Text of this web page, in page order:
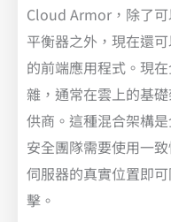
Cloud Armor，除了
平衡器之外，現在還
的前端應用程式。現
雜，通常在雲上的基
供商。這種混合架構
安全團隊需要使用一
伺服器的真實位置即
擊。